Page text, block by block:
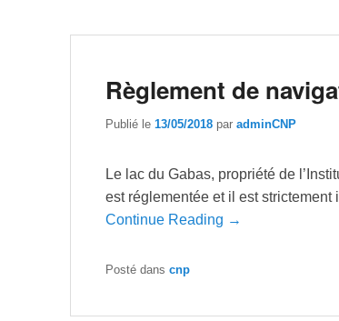
Règlement de
Publié le 13/05/2018 par adminCNP
Le lac du Gabas, propriété de
est réglementée et il est
Continue Reading →
Posté dans cnp